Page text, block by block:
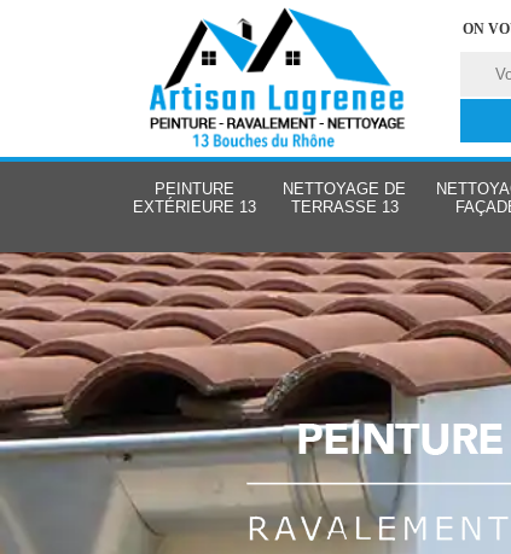
ON
PEINTURE
EXTÉRIEURE 13
NETTOYAGE DE
TERRASSE 13